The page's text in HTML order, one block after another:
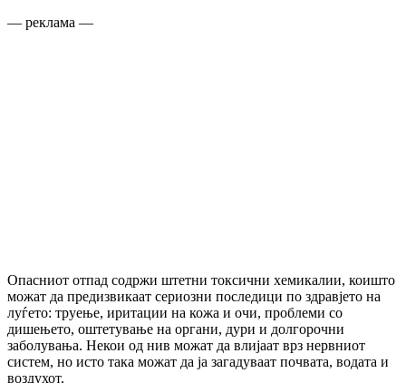
— реклама —
Опасниот отпад содржи штетни токсични хемикалии, коишто
можат да предизвикаат сериозни последици по здравјето на
луѓето: труење, иритации на кожа и очи, проблеми со
дишењето, оштетување на органи, дури и долгорочни
заболувања. Некои од нив можат да влијаат врз нервниот
систем, но исто така можат да ја загадуваат почвата, водата и
воздухот.